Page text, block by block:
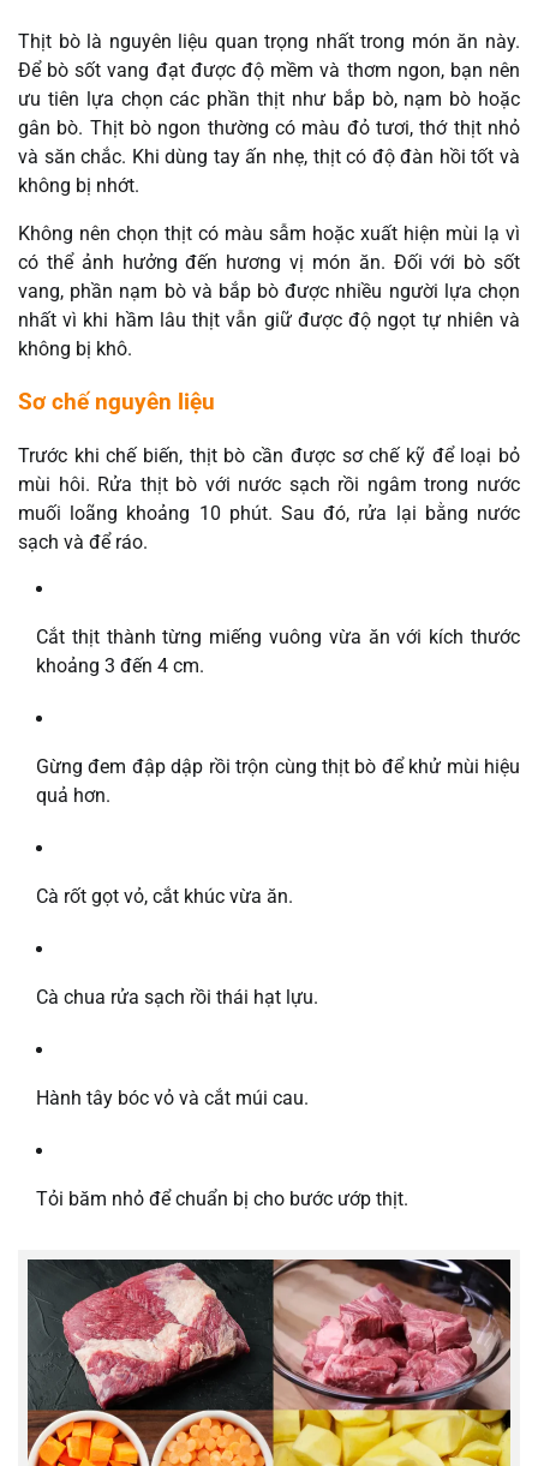
Thịt bò là nguyên liệu quan trọng nhất trong món ăn này.
Để bò sốt vang đạt được độ mềm và thơm ngon, bạn nên
ưu tiên lựa chọn các phần thịt như bắp bò, nạm bò hoặc
gân bò. Thịt bò ngon thường có màu đỏ tươi, thớ thịt nhỏ
và săn chắc. Khi dùng tay ấn nhẹ, thịt có độ đàn hồi tốt và
không bị nhớt.
Không nên chọn thịt có màu sẫm hoặc xuất hiện mùi lạ vì
có thể ảnh hưởng đến hương vị món ăn. Đối với bò sốt
vang, phần nạm bò và bắp bò được nhiều người lựa chọn
nhất vì khi hầm lâu thịt vẫn giữ được độ ngọt tự nhiên và
không bị khô.
Sơ chế nguyên liệu
Trước khi chế biến, thịt bò cần được sơ chế kỹ để loại bỏ
mùi hôi. Rửa thịt bò với nước sạch rồi ngâm trong nước
muối loãng khoảng 10 phút. Sau đó, rửa lại bằng nước
sạch và để ráo.
Cắt thịt thành từng miếng vuông vừa ăn với kích thước
khoảng 3 đến 4 cm.
Gừng đem đập dập rồi trộn cùng thịt bò để khử mùi hiệu
quả hơn.
Cà rốt gọt vỏ, cắt khúc vừa ăn.
Cà chua rửa sạch rồi thái hạt lựu.
Hành tây bóc vỏ và cắt múi cau.
Tỏi băm nhỏ để chuẩn bị cho bước ướp thịt.